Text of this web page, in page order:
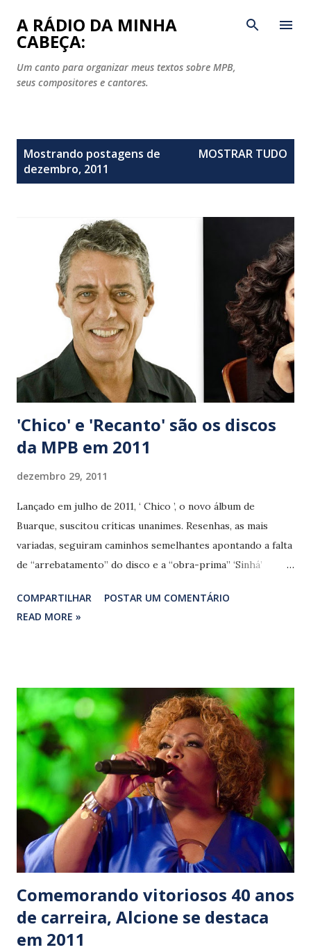
Pular para o conteúdo principal
A RÁDIO DA MINHA
CABEÇA:
Um canto para organizar meus textos sobre MPB,
seus compositores e cantores.
Mostrando postagens de
dezembro, 2011
MOSTRAR TUDO
'Chico' e 'Recanto' são os discos
da MPB em 2011
dezembro 29, 2011
Lançado em julho de 2011, ‘ Chico ’, o novo álbum de
Buarque, suscitou críticas unanimes. Resenhas, as mais
variadas, seguiram caminhos semelhantes apontando a falta
de “arrebatamento” do disco e a “obra-prima” ‘Sinhá’
‘Carioca’, Chico entregou joias tão valiosas quanto sutis,
entre elas a valsa ‘Nina’. Um de nossos melhores
Chico Buarque “brilha único, indivíduo, maravilha sem igual.
Já tem coragem de saber que é imortal”. O baiano de Santo
Amaro da Purificação também esteve em alta ao entregar à
Gal Costa as onze canções que constituem o arrebatador ‘
Recanto ’, lançado em dezembro, envolto a grande
expectativa. Seis anos depois de ‘Hoje’ (Trama), CD
recebido friamente pelos críticos, ‘Recanto’ aponta novos
rumos e recoloca Gal na dianteira da produção musical
contemporân...
COMPARTILHAR
POSTAR UM COMENTÁRIO
READ MORE »
Comemorando vitoriosos 40 anos
de carreira, Alcione se destaca
em 2011